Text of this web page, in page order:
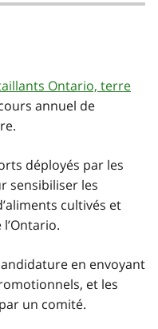
Ontario, terre
annuel de
déployés par les
sensibiliser les
cultivés et
en envoyant
et les
un comité.